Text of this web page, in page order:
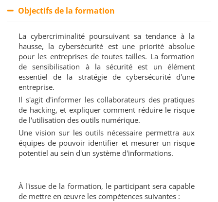
Objectifs de la formation
La cybercriminalité poursuivant sa tendance à la
hausse, la cybersécurité est une priorité absolue
pour les entreprises de toutes tailles. La formation
de sensibilisation à la sécurité est un élément
essentiel de la stratégie de cybersécurité d'une
entreprise.
Il s'agit d'informer les collaborateurs des pratiques
de hacking, et expliquer comment réduire le risque
de l'utilisation des outils numérique.
Une vision sur les outils nécessaire permettra aux
équipes de pouvoir identifier et mesurer un risque
potentiel au sein d'un système d'informations.
À l'issue de la formation, le participant sera capable
de mettre en œuvre les compétences suivantes :